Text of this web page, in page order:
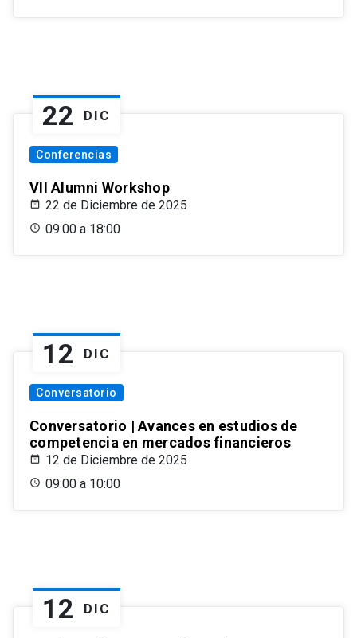
22 DIC
Conferencias
VII Alumni Workshop
22 de Diciembre de 2025
09:00 a 18:00
12 DIC
Conversatorio
Conversatorio | Avances en estudios de
competencia en mercados financieros
12 de Diciembre de 2025
09:00 a 10:00
12 DIC